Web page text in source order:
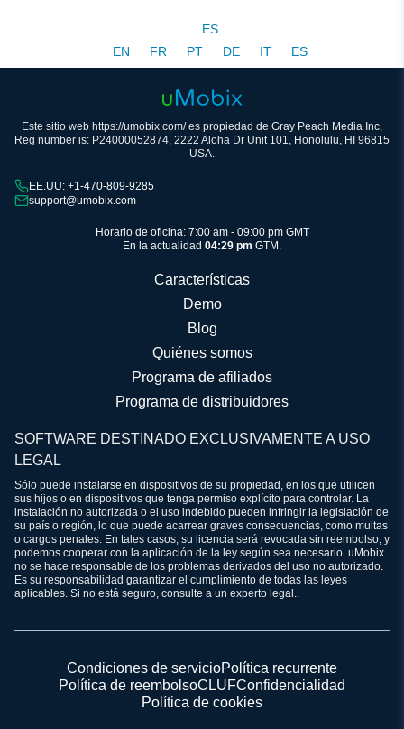
ES
EN
FR PT DE IT ES
Este sitio web https://umobix.com/ es propiedad de Gray Peach Media Inc,
Reg number is: P24000052874, 2222 Aloha Dr Unit 101, Honolulu, HI 96815
USA.
EE.UU: +1-470-809-9285
support@umobix.com
Horario de oficina: 7:00 am - 09:00 pm GMT
En la actualidad 04:29 pm GTM.
Características
Demo
Blog
Quiénes somos
Programa de afiliados
Programa de distribuidores
SOFTWARE DESTINADO EXCLUSIVAMENTE A USO
LEGAL
Sólo puede instalarse en dispositivos de su propiedad, en los que utilicen
sus hijos o en dispositivos que tenga permiso explícito para controlar. La
instalación no autorizada o el uso indebido pueden infringir la legislación de
su país o región, lo que puede acarrear graves consecuencias, como multas
o cargos penales. En tales casos, su licencia será revocada sin reembolso, y
podemos cooperar con la aplicación de la ley según sea necesario. uMobix
no se hace responsable de los problemas derivados del uso no autorizado.
Es su responsabilidad garantizar el cumplimiento de todas las leyes
aplicables. Si no está seguro, consulte a un experto legal..
Condiciones de servicioPolítica recurrente
Política de reembolsoCLUFConfidencialidad
Política de cookies